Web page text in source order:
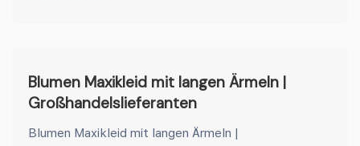
Blumen Maxikleid mit langen Ärmeln |
Großhandelslieferanten
Blumen Maxikleid mit langen Ärmeln |